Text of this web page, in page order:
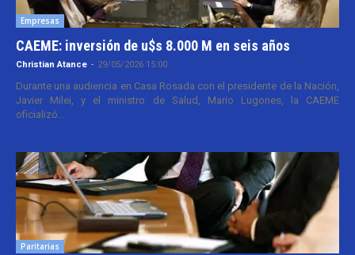
Empresas
CAEME: inversión de u$s 8.000 M en seis años
Christian Atance - 29/05/2026 15:00
Durante una audiencia en Casa Rosada con el presidente de la Nación,
Javier Milei, y el ministro de Salud, Mario Lugones, la CAEME
oficializó...
Paritarias